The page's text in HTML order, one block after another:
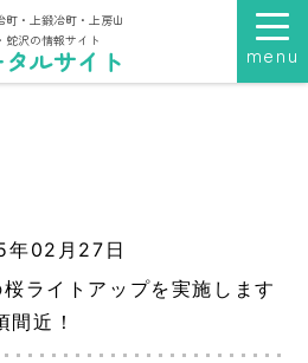
・上鍛冶町・上房山
沢の情報サイト
ルサイト menu
年02月27日
ライトアップを実施します
近！